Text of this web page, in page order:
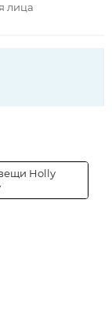
лица
Holly